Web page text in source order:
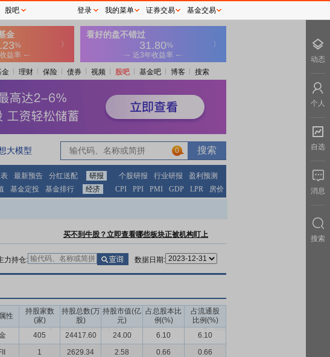
金 理财 保险 债券 视频 股吧 基金吧 博客 搜索
大模型 0
最新预告 分红送配 研报 个股研报 行业研报
盈利预测
基金定投 基金排行 经济 CPI PPI PMI GDP LPR 房价
买不到牛股？立即查看哪些板块正被机构盯上
力持仓: 数据日期:
性
持股家数
(家)
持股总数(万
股)
持股市值(亿
元)
占总股本比
例(%)
占流通股
比例(%)
405 24417.60 24.00 6.10
6.10
1 2629.34 2.58 0.66
0.66
股吧 登录 我的菜单 证券交易 基金交易
动态
个人
自选
消息
搜索